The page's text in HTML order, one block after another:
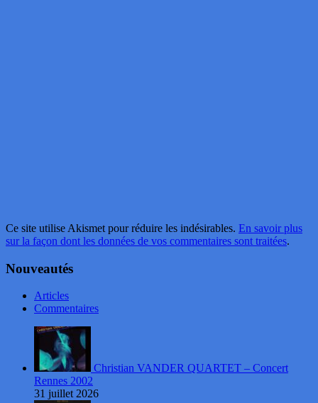
Ce site utilise Akismet pour réduire les indésirables. En savoir plus
sur la façon dont les données de vos commentaires sont traitées.
Nouveautés
Articles
Commentaires
Christian VANDER QUARTET – Concert
Rennes 2002
31 juillet 2026